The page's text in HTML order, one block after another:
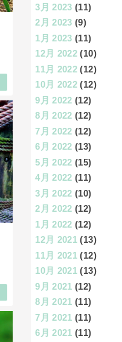
3月 2023 (11)
2月 2023 (9)
1月 2023 (11)
12月 2022 (10)
11月 2022 (12)
10月 2022 (12)
9月 2022 (12)
8月 2022 (12)
7月 2022 (12)
6月 2022 (13)
5月 2022 (15)
4月 2022 (11)
3月 2022 (10)
2月 2022 (12)
1月 2022 (12)
12月 2021 (13)
11月 2021 (12)
10月 2021 (13)
9月 2021 (12)
8月 2021 (11)
7月 2021 (11)
6月 2021 (11)